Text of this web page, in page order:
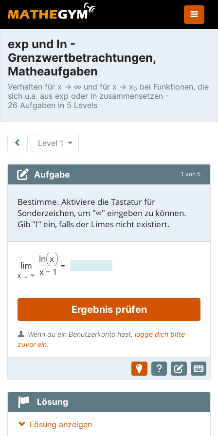
exp und ln -
Grenzwertbetrachtungen,
Matheaufgaben
Verhalten für x → ∞ und für x → x0 bei Funktionen, die
sich u.a. aus exp oder ln zusammensetzen -
26 Aufgaben in 5 Levels
Level 1
Aufgabe 1 von 5
Bestimme. Aktiviere die Tastatur für
Sonderzeichen, um "∞" eingeben zu können.
Gib "!" ein, falls der Limes nicht existiert.
lim
x → ∞
ln x
x− 1
=
Ergebnis prüfen
Wenn du ein Benutzerkonto hast, logge dich bitte
zuvor ein.
Lösung
Lösung anzeigen